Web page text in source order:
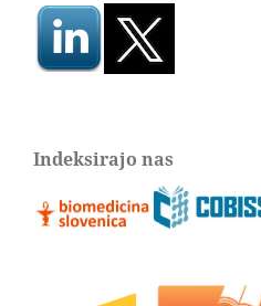
Indeksirajo nas